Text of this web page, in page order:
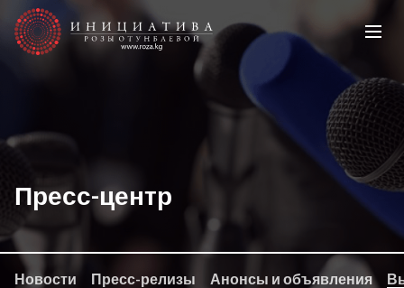
Пресс-центр
Новости Пресс-релизы Анонсы и объявления